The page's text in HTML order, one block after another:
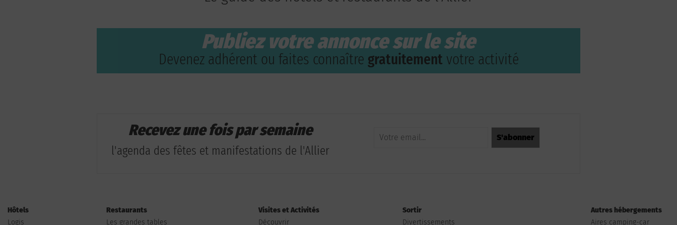
Publiez votre annonce sur le site
Devenez adhérent ou faites connaître gratuitement votre activité
Recevez une fois par semaine
l'agenda des fêtes et manifestations de l'Allier
Hôtels
Logis
Restaurants
Les grandes tables
Visites et Activités
Découvrir
Sortir
Divertissements
Autres hébergements
Aires camping-car